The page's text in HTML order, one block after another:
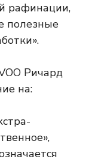
рафинации,
полезные
Ричард
на: